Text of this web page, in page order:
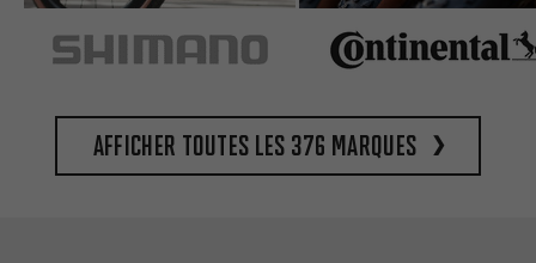
Afficher toutes les 376 marques